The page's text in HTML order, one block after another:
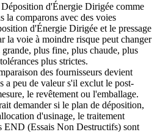
d'Énergie Dirigée comme
la comparons avec des voies
d'Énergie Dirigée et le pressage
la voie à moindre risque peut changer
plus fine, plus chaude, plus
plus strictes.
des fournisseurs devient
a peu de valeur s'il exclut le post-
le revêtement ou l'emballage.
demander si le plan de déposition,
d'usinage, le traitement
END (Essais Non Destructifs) sont